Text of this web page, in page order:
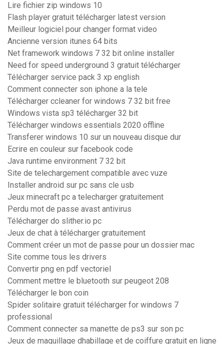
Lire fichier zip windows 10
Flash player gratuit télécharger latest version
Meilleur logiciel pour changer format video
Ancienne version itunes 64 bits
Net framework windows 7 32 bit online installer
Need for speed underground 3 gratuit télécharger
Télécharger service pack 3 xp english
Comment connecter son iphone a la tele
Télécharger ccleaner for windows 7 32 bit free
Windows vista sp3 télécharger 32 bit
Télécharger windows essentials 2020 offline
Transferer windows 10 sur un nouveau disque dur
Ecrire en couleur sur facebook code
Java runtime environment 7 32 bit
Site de telechargement compatible avec vuze
Installer android sur pc sans cle usb
Jeux minecraft pc a telecharger gratuitement
Perdu mot de passe avast antivirus
Télécharger do slither.io pc
Jeux de chat à télécharger gratuitement
Comment créer un mot de passe pour un dossier mac
Site comme tous les drivers
Convertir png en pdf vectoriel
Comment mettre le bluetooth sur peugeot 208
Télécharger le bon coin
Spider solitaire gratuit télécharger for windows 7
professional
Comment connecter sa manette de ps3 sur son pc
Jeux de maquillage dhabillage et de coiffure gratuit en ligne